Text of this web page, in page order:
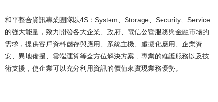
和平整合資訊專業團隊以4S：System、Storage、Security、Service
的強大能量，致力開發各大企業、政府、電信公營服務與金融市場的
需求，提供客戶資料儲存與應用、系統主機、虛擬化應用、企業資
安、異地備援、雲端運算等全方位解決方案，專業的維護服務以及技
術支援，使企業可以充分利用資訊的價值來實現業務優勢。